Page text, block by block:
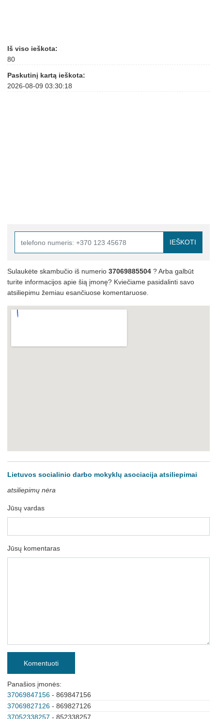
Iš viso ieškota:
80
Paskutinį kartą ieškota:
2026-08-09 03:30:18
IEŠKOTI
Sulaukėte skambučio iš numerio 37069885504 ? Arba galbūt
turite informacijos apie šią įmonę? Kviečiame pasidalinti savo
atsiliepimu žemiau esančiuose komentaruose.
Lietuvos socialinio darbo mokyklų asociacija atsiliepimai
atsiliepimų nėra
Jūsų vardas
Jūsų komentaras
Komentuoti
Panašios įmonės:
37069847156 - 869847156
37069827126 - 869827126
37052338257 - 852338257